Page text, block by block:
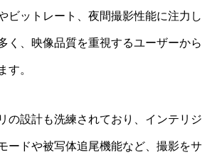
ビットレート、夜間撮影性能に注力し
く、映像品質を重視するユーザーから
す。
の設計も洗練されており、インテリジ
ードや被写体追尾機能など、撮影をサ